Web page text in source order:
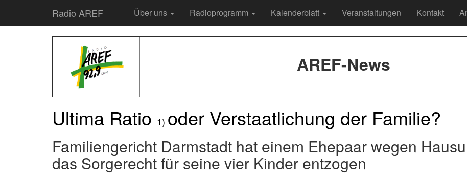
Radio AREF Über uns Radioprogramm Kalenderblatt Veranstaltungen Kontakt
AREF-News
Ultima Ratio 1) oder Verstaatlichung der Familie?
Familiengericht Darmstadt hat einem Ehepaar wegen
das Sorgerecht für seine vier Kinder entzogen